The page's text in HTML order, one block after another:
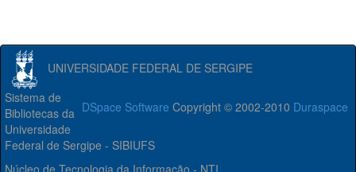
UNIVERSIDADE FEDERAL DE SERGIPE
DSpace Software Copyright © 2002-2010 Duraspace
Sistema de
Bibliotecas da
Universidade
Federal de Sergipe - SIBIUFS
Núcleo de Tecnologia da Informação - NTI